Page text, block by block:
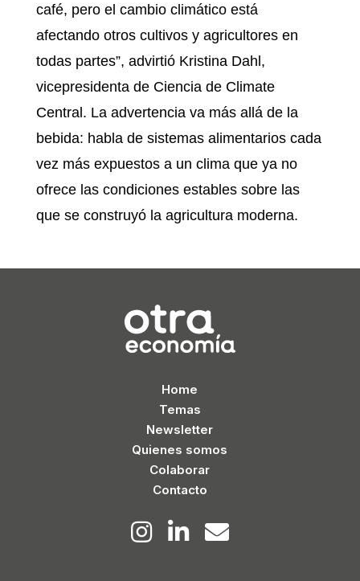
café, pero el cambio climático está
afectando otros cultivos y agricultores en
todas partes”, advirtió Kristina Dahl,
vicepresidenta de Ciencia de Climate
Central. La advertencia va más allá de la
bebida: habla de sistemas alimentarios cada
vez más expuestos a un clima que ya no
ofrece las condiciones estables sobre las
que se construyó la agricultura moderna.
Home
Temas
Newsletter
Quienes somos
Colaborar
Contacto
  